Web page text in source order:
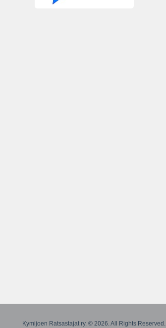
Kymijoen Ratsastajat ry. © 2026. All Rights Reserved.